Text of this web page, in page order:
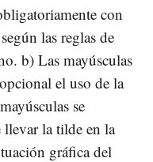
con
las reglas de
b) Las mayúsculas
el uso de la
se
llevar la tilde en la
gráfica del